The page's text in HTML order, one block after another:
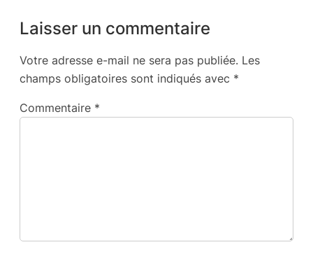
Laisser un commentaire
Votre adresse e-mail ne sera pas publiée. Les
champs obligatoires sont indiqués avec *
Commentaire *